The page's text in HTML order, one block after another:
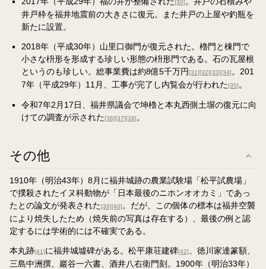
[30]
井戸枠を福井地震前の大きさに復元。また井戸の上屋や釣瓶を
新たに設置。
2018年（平成30年）山里口御門が復元された。櫓門と棟門で
小さな枡形を形成する珍しい形態の枡形門である。石の瓦屋根
というのも珍しい。総事業費は約8億5千万円[31][32][33][34] 。201
7年（平成29年）11月、工事が完了し内覧会が行われた[35] 。
令和7年2月17日、福井県議会で坤櫓と本丸西側土塀の復元に向
けての調査が示された[36][37][38] 。
その他
1910年（明治43年）8月に福井城跡の農業試験場「松平試農場」
で撲殺されたイヌ科動物が「日本最後のニホンオオカミ」であっ
たとの論文が発表された[39][40] 。だが、この個体の標本は福井空襲
により焼失したため（焼失前の写真は存在する）、最後の例と認
定するには学術的には不確実である。
本丸跡[41]に福井城墟碑がある。松平康荘建碑[42]
、徳川家達篆額、
三島中洲撰、巖谷一六書、酒井八右衛門刻。1900年（明治33年）